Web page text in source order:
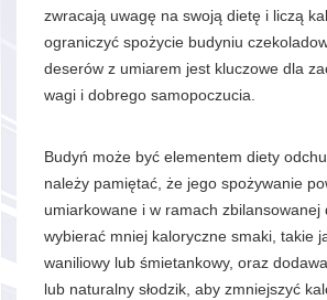
zwracają uwagę na swoją dietę i liczą
ograniczyć spożycie budyniu
deserów z umiarem jest kluczowe dla
wagi i dobrego samopoczucia.
Budyń może być elementem diety
należy pamiętać, że jego spożywanie
umiarkowane i w ramach zbilansowanej
wybierać mniej kaloryczne smaki, takie
waniliowy lub śmietankowy, oraz
lub naturalny słodzik, aby zmniejszyć